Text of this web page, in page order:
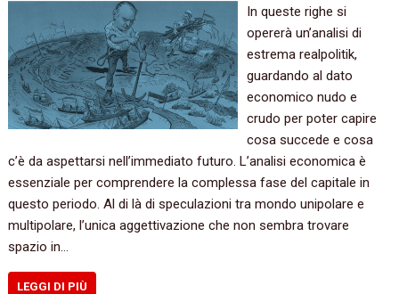
In queste righe si
opererà un’analisi di
estrema realpolitik,
guardando al dato
economico nudo e
crudo per poter capire
cosa succede e cosa
c’è da aspettarsi nell’immediato futuro. L’analisi economica è
essenziale per comprendere la complessa fase del capitale in
questo periodo. Al di là di speculazioni tra mondo unipolare e
multipolare, l’unica aggettivazione che non sembra trovare
spazio in…
LEGGI DI PIÙ